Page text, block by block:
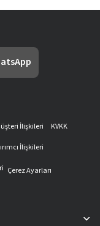
İlişkileri
KVKK
İlişkileri
Çerez Ayarları